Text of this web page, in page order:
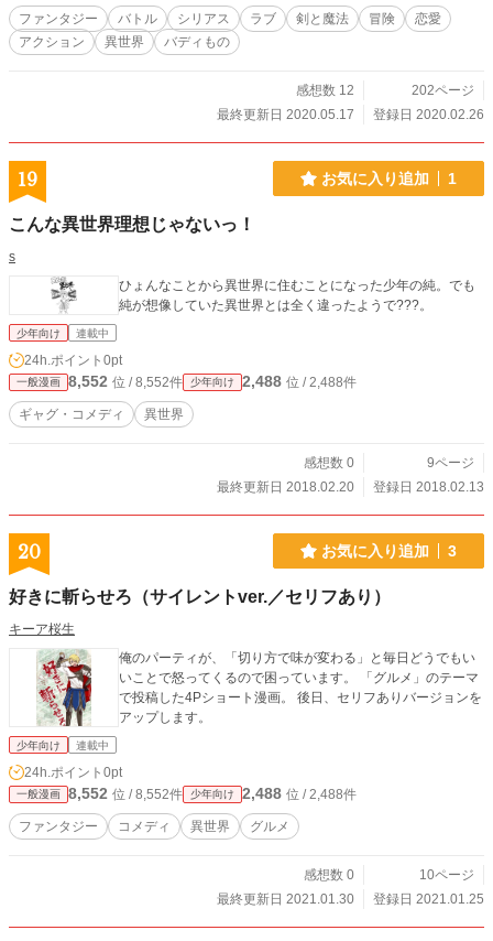
ファンタジー バトル シリアス ラブ 剣と魔法 冒険
恋愛
アクション
異世界 バディもの
感想数 12
202ページ
最終更新日 2020.05.17
登録日 2020.02.26
19 お気に入り追加 1
こんな異世界理想じゃないっ！
s
ひょんなことから異世界に住むことになった少年の純。でも
純が想像していた異世界とは全く違ったようで???。
少年向け 連載中
24h.ポイント 0pt
一般漫画 8,552 位 / 8,552件 少年向け 2,488 位 / 2,488件
ギャグ・コメディ 異世界
感想数 0
9ページ
最終更新日 2018.02.20
登録日 2018.02.13
20 お気に入り追加 3
好きに斬らせろ（サイレントver.／セリフあり）
キーア桜生
俺のパーティが、「切り方で味が変わる」と毎日どうでもい
いことで怒ってくるので困っています。 「グルメ」のテーマ
で投稿した4Pショート漫画。 後日、セリフありバージョンを
アップします。
少年向け 連載中
24h.ポイント 0pt
一般漫画 8,552 位 / 8,552件 少年向け 2,488 位 / 2,488件
ファンタジー コメディ 異世界 グルメ
感想数 0
10ページ
最終更新日 2021.01.30
登録日 2021.01.25